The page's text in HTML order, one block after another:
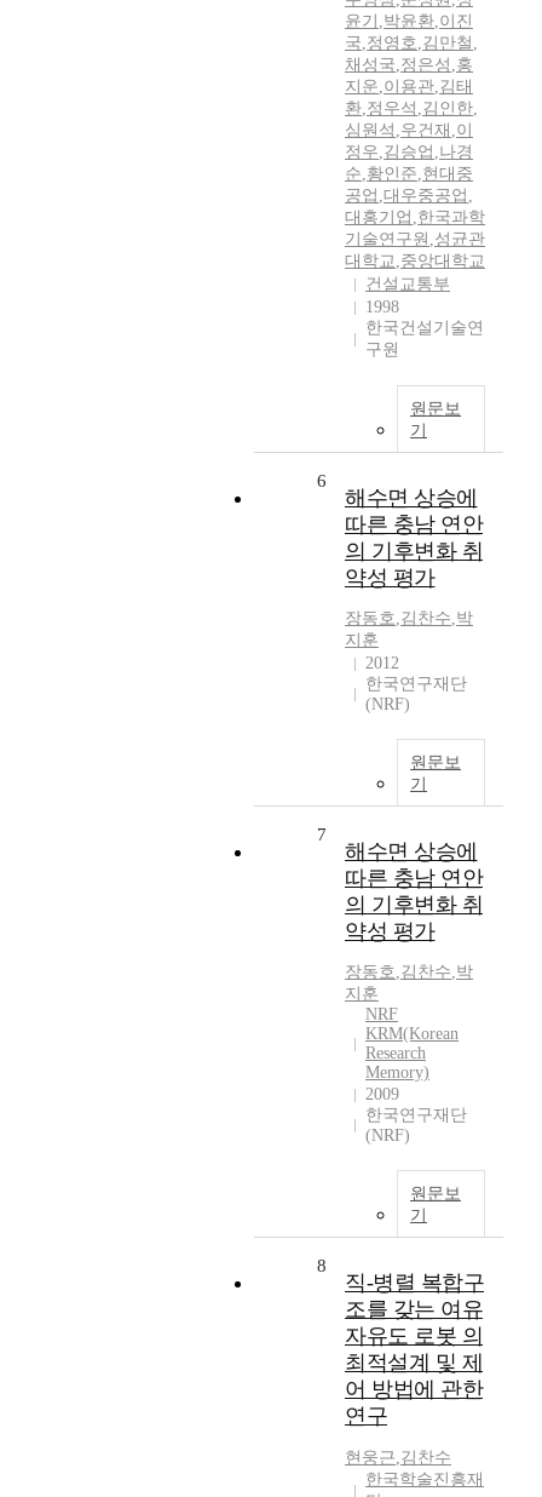
윤기 ,박윤환,이진
국,정영호,김만철 ,
채성국,정은성 ,홍
지운,이용관,김태
환,정우석 ,김인한,
심원석 ,우건재 ,이
정우,김승업 ,나경
순,황인준,현대중
공업 ,대우중공업 ,
대홍기업 ,한국과학
기술연구원 ,성균관
대학교,중앙대학교
건설교통부
1998
한국건설기술연
구원
원문보
기
6
해수면 상승에
따른 충남 연안
의 기후변화 취
약성 평가
장동호,김찬수,박
지훈
2012
한국연구재단
(NRF)
원문보
기
7
해수면 상승에
따른 충남 연안
의 기후변화 취
약성 평가
장동호,김찬수,박
지훈
NRF
KRM(Korean
Research
Memory)
2009
한국연구재단
(NRF)
원문보
기
8
직-병렬 복합구
조를 갖는 여유
자유도 로봇 의
최적설계 및 제
어 방법에 관한
연구
현웅근,김찬수
한국학술진흥재